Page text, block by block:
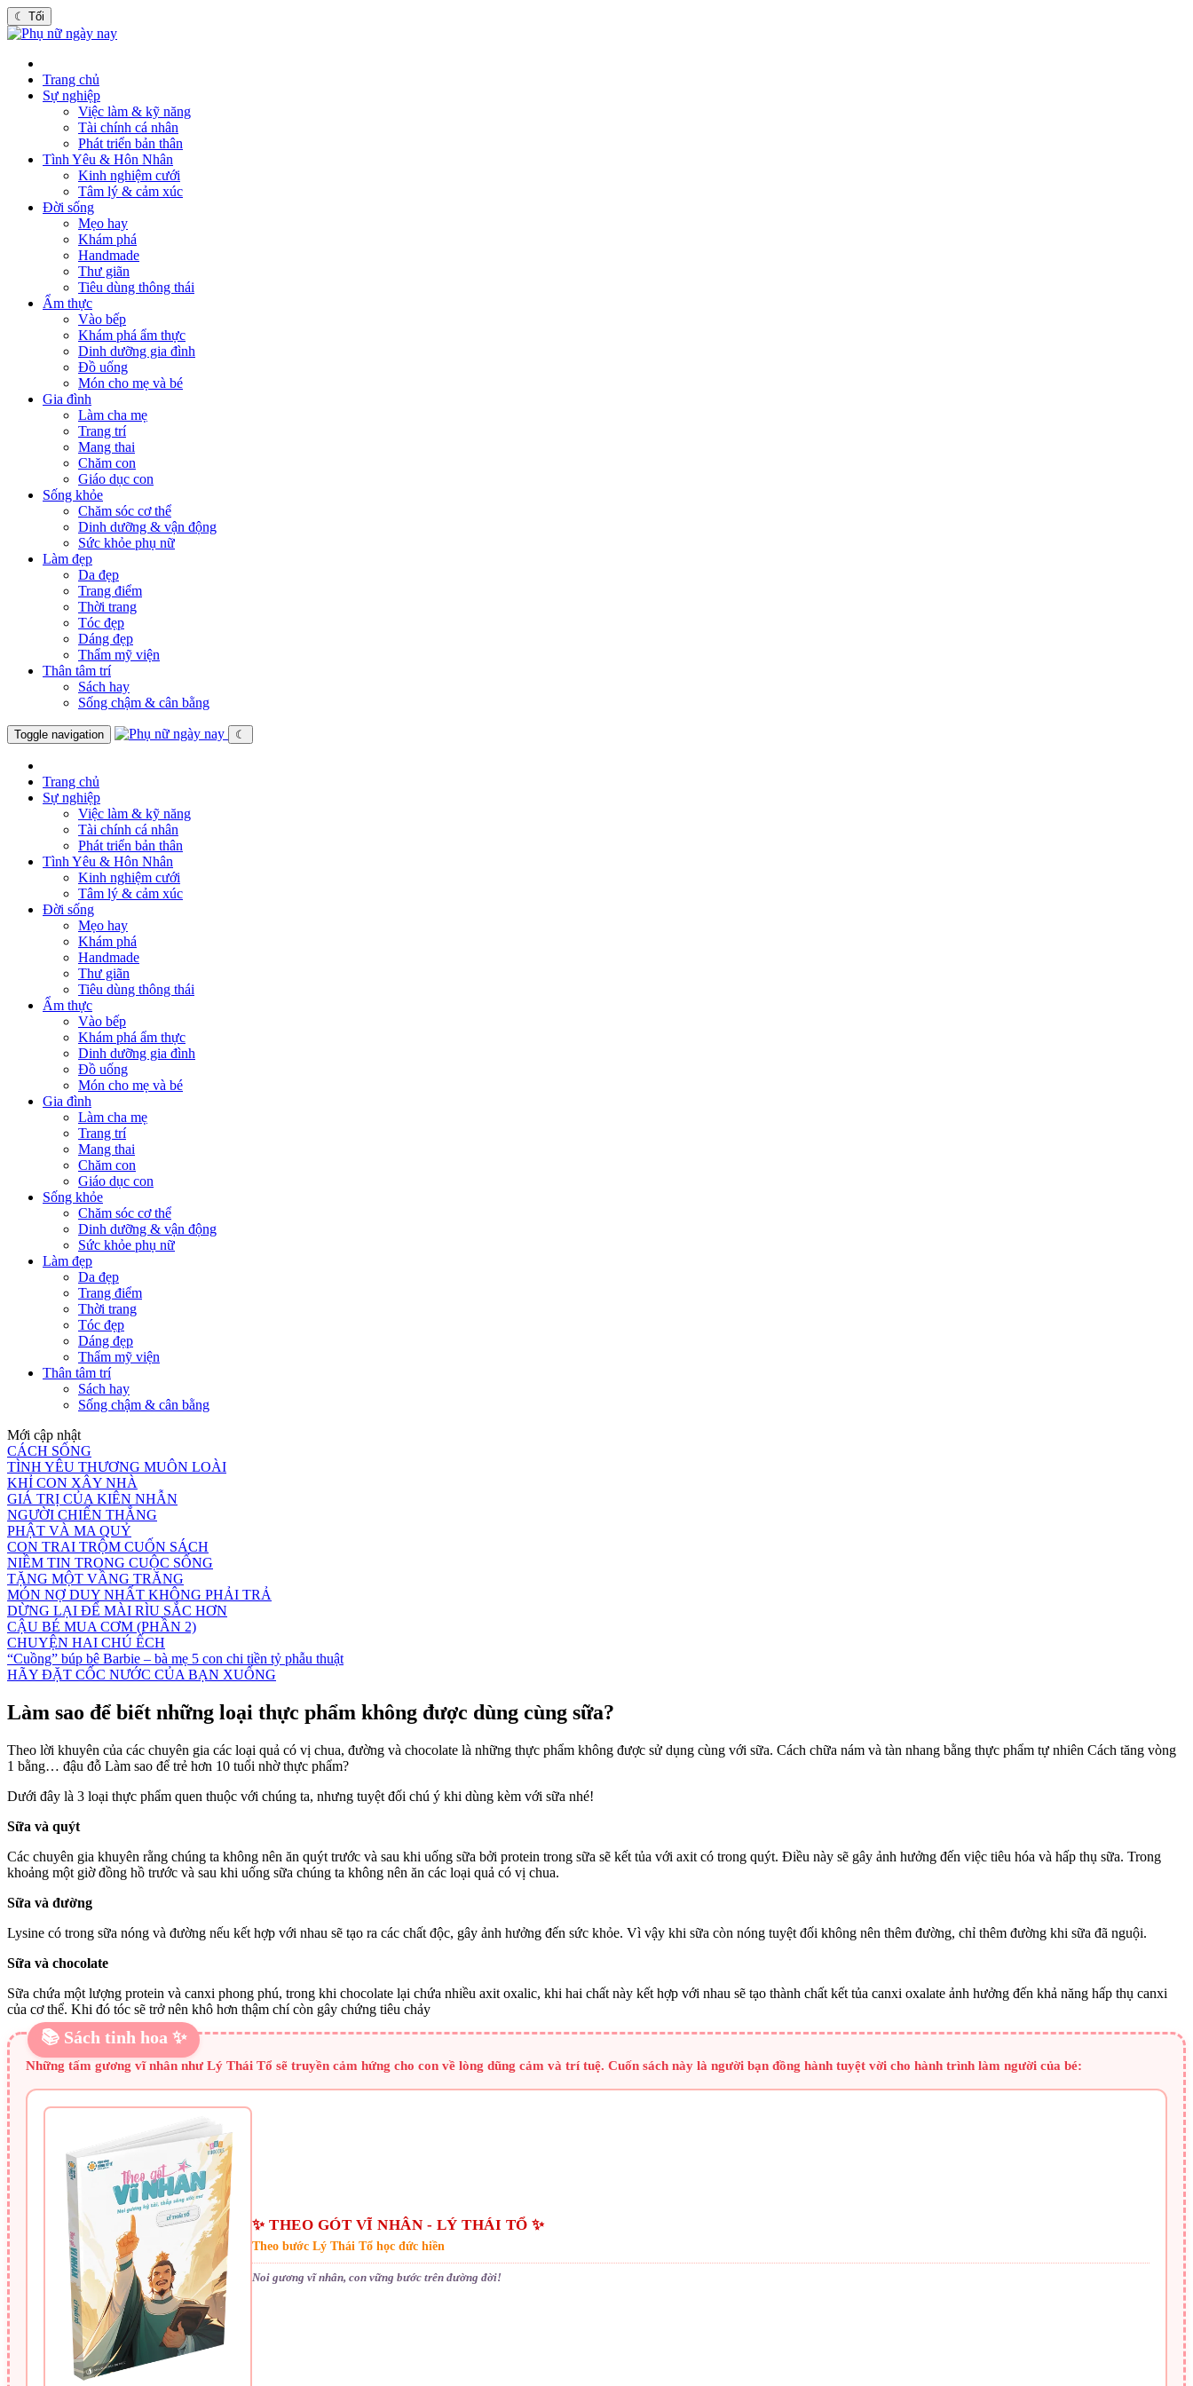
☾ Tối
Trang chủ
Sự nghiệp
Việc làm & kỹ năng
Tài chính cá nhân
Phát triển bản thân
Tình Yêu & Hôn Nhân
Kinh nghiệm cưới
Tâm lý & cảm xúc
Đời sống
Mẹo hay
Khám phá
Handmade
Thư giãn
Tiêu dùng thông thái
Ẩm thực
Vào bếp
Khám phá ẩm thực
Dinh dưỡng gia đình
Đồ uống
Món cho mẹ và bé
Gia đình
Làm cha mẹ
Trang trí
Mang thai
Chăm con
Giáo dục con
Sống khỏe
Chăm sóc cơ thể
Dinh dưỡng & vận động
Sức khỏe phụ nữ
Làm đẹp
Da đẹp
Trang điểm
Thời trang
Tóc đẹp
Dáng đẹp
Thẩm mỹ viện
Thân tâm trí
Sách hay
Sống chậm & cân bằng
Toggle navigation ☾
Trang chủ
Sự nghiệp
Việc làm & kỹ năng
Tài chính cá nhân
Phát triển bản thân
Tình Yêu & Hôn Nhân
Kinh nghiệm cưới
Tâm lý & cảm xúc
Đời sống
Mẹo hay
Khám phá
Handmade
Thư giãn
Tiêu dùng thông thái
Ẩm thực
Vào bếp
Khám phá ẩm thực
Dinh dưỡng gia đình
Đồ uống
Món cho mẹ và bé
Gia đình
Làm cha mẹ
Trang trí
Mang thai
Chăm con
Giáo dục con
Sống khỏe
Chăm sóc cơ thể
Dinh dưỡng & vận động
Sức khỏe phụ nữ
Làm đẹp
Da đẹp
Trang điểm
Thời trang
Tóc đẹp
Dáng đẹp
Thẩm mỹ viện
Thân tâm trí
Sách hay
Sống chậm & cân bằng
Mới cập nhật
CÁCH SỐNG
TÌNH YÊU THƯƠNG MUÔN LOÀI
KHỈ CON XÂY NHÀ
GIÁ TRỊ CỦA KIÊN NHẪN
NGƯỜI CHIẾN THẮNG
PHẬT VÀ MA QUỶ
CON TRAI TRỘM CUỐN SÁCH
NIỀM TIN TRONG CUỘC SỐNG
TẶNG MỘT VẦNG TRĂNG
MÓN NỢ DUY NHẤT KHÔNG PHẢI TRẢ
DỪNG LẠI ĐỂ MÀI RÌU SẮC HƠN
CẬU BÉ MUA CƠM (PHẦN 2)
CHUYỆN HAI CHÚ ẾCH
“Cuồng” búp bê Barbie – bà mẹ 5 con chi tiền tỷ phẫu thuật
HÃY ĐẶT CỐC NƯỚC CỦA BẠN XUỐNG
Làm sao để biết những loại thực phẩm không được dùng cùng sữa?
Theo lời khuyên của các chuyên gia các loại quả có vị chua, đường và chocolate là những thực phẩm không được sử dụng cùng với sữa. Cách chữa nám và tàn nhang bằng thực phẩm tự nhiên Cách tăng vòng
1 bằng… đậu đỗ Làm sao để trẻ hơn 10 tuổi nhờ thực phẩm?
Dưới đây là 3 loại thực phẩm quen thuộc với chúng ta, nhưng tuyệt đối chú ý khi dùng kèm với sữa nhé!
Sữa và quýt
Các chuyên gia khuyên rằng chúng ta không nên ăn quýt trước và sau khi uống sữa bởi protein trong sữa sẽ kết tủa với axit có trong quýt. Điều này sẽ gây ảnh hưởng đến việc tiêu hóa và hấp thụ sữa. Trong
khoảng một giờ đồng hồ trước và sau khi uống sữa chúng ta không nên ăn các loại quả có vị chua.
Sữa và đường
Lysine có trong sữa nóng và đường nếu kết hợp với nhau sẽ tạo ra các chất độc, gây ảnh hưởng đến sức khỏe. Vì vậy khi sữa còn nóng tuyệt đối không nên thêm đường, chỉ thêm đường khi sữa đã nguội.
Sữa và chocolate
Sữa chứa một lượng protein và canxi phong phú, trong khi chocolate lại chứa nhiều axit oxalic, khi hai chất này kết hợp với nhau sẽ tạo thành chất kết tủa canxi oxalate ảnh hưởng đến khả năng hấp thụ canxi
của cơ thể. Khi đó tóc sẽ trở nên khô hơn thậm chí còn gây chứng tiêu chảy
📚 Sách tinh hoa ✨
Những tấm gương vĩ nhân như Lý Thái Tổ sẽ truyền cảm hứng cho con về lòng dũng cảm và trí tuệ. Cuốn sách này là người bạn đồng hành tuyệt vời cho hành trình làm người của bé:
✨ THEO GÓT VĨ NHÂN - LÝ THÁI TỔ ✨
Theo bước Lý Thái Tổ học đức hiền
Noi gương vĩ nhân, con vững bước trên đường đời!